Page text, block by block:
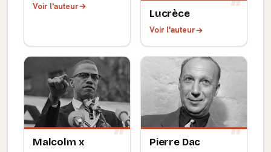
Voir l'auteur
Lucrèce
Voir l'auteur
Malcolm x Pierre Dac